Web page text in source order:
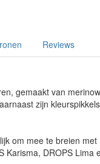
Reviews
gemaakt van
zijn
om mee te breien
DROPS Lima